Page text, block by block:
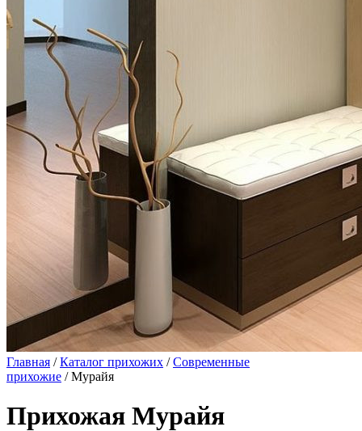
Главная /Каталог прихожих /Современные
прихожие / Мурайя
Прихожая Мурайя